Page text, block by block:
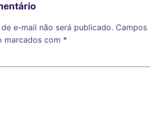
e-mail não será publicado. Campos
marcados com *